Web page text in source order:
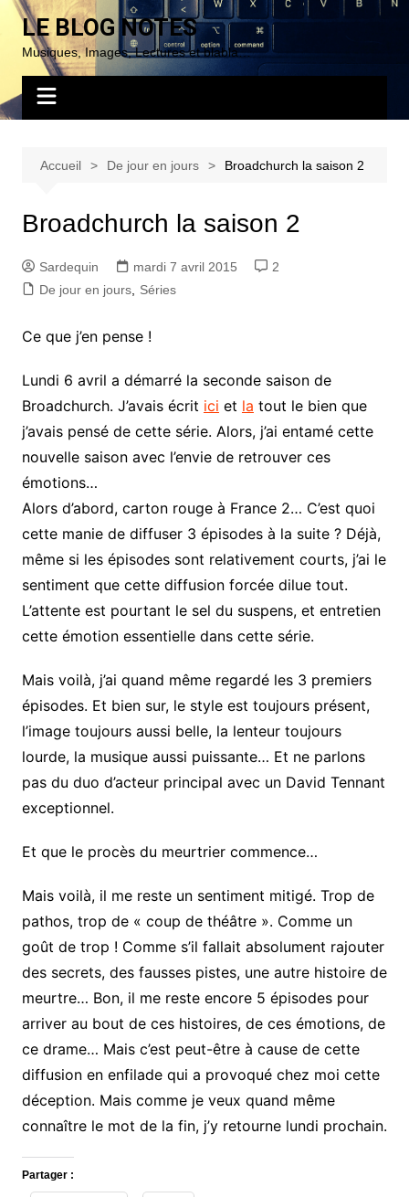
Aller
contenu
LE BLOG NOTES
Musiques, Images, Lectures et blabla…
Accueil De jour en jours Broadchurch la saison 2
Broadchurch la saison 2
Sardequin mardi 7 avril 2015
2
De jour en jours, Séries
Ce que j’en pense !
Lundi 6 avril a démarré la seconde saison de
Broadchurch. J’avais écrit ici et la tout le bien que
j’avais pensé de cette série. Alors, j’ai entamé cette
nouvelle saison avec l’envie de retrouver ces
émotions…
Alors d’abord, carton rouge à France 2… C’est quoi
cette manie de diffuser 3 épisodes à la suite ? Déjà,
même si les épisodes sont relativement courts, j’ai le
sentiment que cette diffusion forcée dilue tout.
L’attente est pourtant le sel du suspens, et entretien
cette émotion essentielle dans cette série.
Mais voilà, j’ai quand même regardé les 3 premiers
épisodes. Et bien sur, le style est toujours présent,
l’image toujours aussi belle, la lenteur toujours
lourde, la musique aussi puissante… Et ne parlons
pas du duo d’acteur principal avec un David Tennant
exceptionnel.
Et que le procès du meurtrier commence…
Mais voilà, il me reste un sentiment mitigé. Trop de
pathos, trop de « coup de théâtre ». Comme un
goût de trop ! Comme s’il fallait absolument rajouter
des secrets, des fausses pistes, une autre histoire de
meurtre… Bon, il me reste encore 5 épisodes pour
arriver au bout de ces histoires, de ces émotions, de
ce drame… Mais c’est peut-être à cause de cette
diffusion en enfilade qui a provoqué chez moi cette
déception. Mais comme je veux quand même
connaître le mot de la fin, j’y retourne lundi prochain.
Partager :